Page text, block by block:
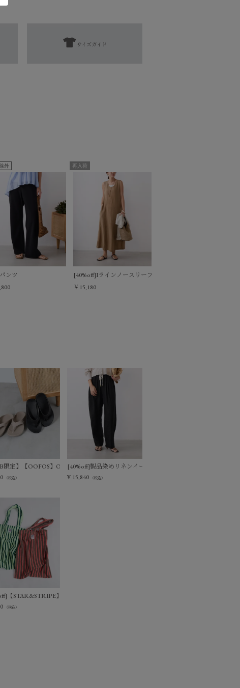
㎝
サイズガイド
外
ンツ
再入荷
[40%off]Iラインノースリーブワンピース
￥15,180
ージーパンツ
限定】【OOFOS】Ooriginal リカバリーサンダル
（税込）
[40%off]製品染めリネンイージーパンツ
¥ 15,840 （税込）
ーパンツ
【STAR&STRIPE】ストライプトートバッグ
（税込）